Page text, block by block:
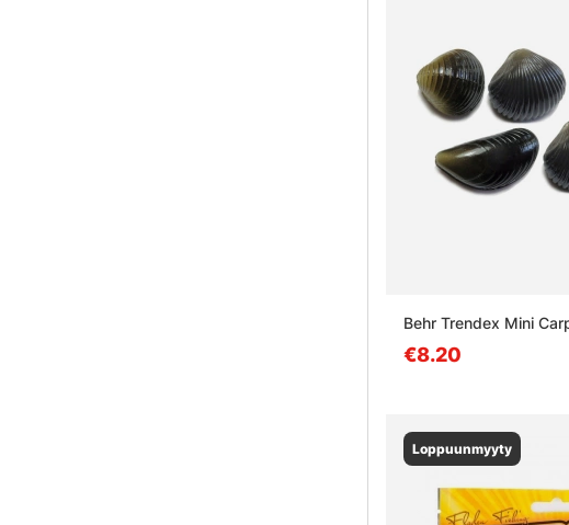
Behr Trendex Mini
€8.20
Loppuunmyyty